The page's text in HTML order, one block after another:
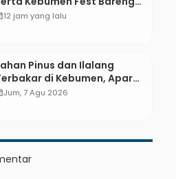
Azmi
12 jam yang lalu
Pinus dan Ilalang
di Kebumen, Aparat
Warga Padamkan Api
Jum, 7 Agu 2026